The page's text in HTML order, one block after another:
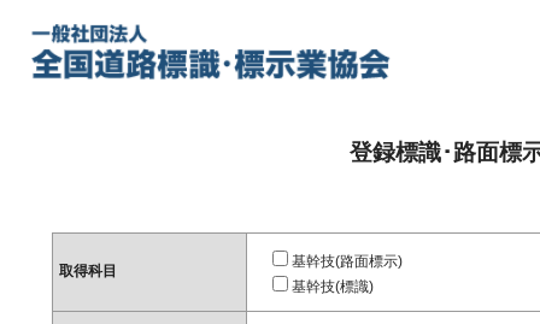
登録標識･路面標
取得科目
基幹技(路面標示)
基幹技(標識)